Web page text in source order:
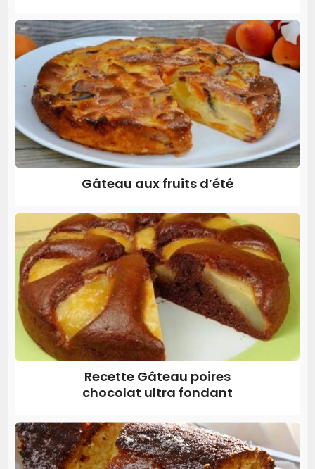
Gâteau aux fruits d’été
Recette Gâteau poires
chocolat ultra fondant